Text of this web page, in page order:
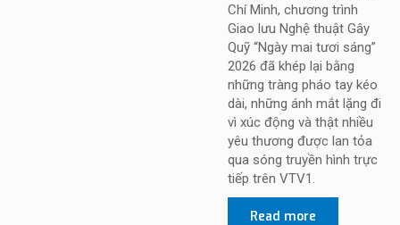
Chí Minh, chương trình
Giao lưu Nghệ thuật Gây
Quỹ “Ngày mai tươi sáng”
2026 đã khép lại bằng
những tràng pháo tay kéo
dài, những ánh mắt lặng đi
vì xúc động và thật nhiều
yêu thương được lan tỏa
qua sóng truyền hình trực
tiếp trên VTV1.
Read more